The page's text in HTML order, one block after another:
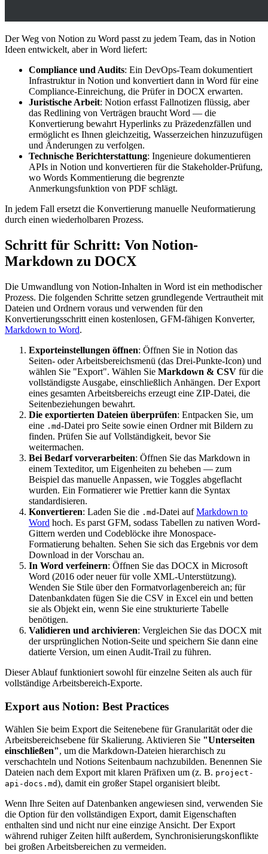
Der Weg von Notion zu Word passt zu jedem Team, das in Notion
Ideen entwickelt, aber in Word liefert:
Compliance und Audits: Ein DevOps-Team dokumentiert
Infrastruktur in Notion und konvertiert dann in Word für eine
Compliance-Einreichung, die Prüfer in DOCX erwarten.
Juristische Arbeit: Notion erfasst Fallnotizen flüssig, aber
das Redlining von Verträgen braucht Word — die
Konvertierung bewahrt Hyperlinks zu Präzedenzfällen und
ermöglicht es Ihnen gleichzeitig, Wasserzeichen hinzuzufügen
und Änderungen zu verfolgen.
Technische Berichterstattung: Ingenieure dokumentieren
APIs in Notion und konvertieren für die Stakeholder-Prüfung,
wo Words Kommentierung die begrenzte
Anmerkungsfunktion von PDF schlägt.
In jedem Fall ersetzt die Konvertierung manuelle Neuformatierung
durch einen wiederholbaren Prozess.
Schritt für Schritt: Von Notion-
Markdown zu DOCX
Die Umwandlung von Notion-Inhalten in Word ist ein methodischer
Prozess. Die folgenden Schritte setzen grundlegende Vertrautheit mit
Dateien und Ordnern voraus und verwenden für den
Konvertierungsschritt einen kostenlosen, GFM-fähigen Konverter,
Markdown to Word.
Exporteinstellungen öffnen: Öffnen Sie in Notion das
Seiten- oder Arbeitsbereichsmenü (das Drei-Punkte-Icon) und
wählen Sie "Export". Wählen Sie Markdown & CSV für die
vollständigste Ausgabe, einschließlich Anhängen. Der Export
eines gesamten Arbeitsbereichs erzeugt eine ZIP-Datei, die
Seitenbeziehungen bewahrt.
Die exportierten Dateien überprüfen: Entpacken Sie, um
eine .md-Datei pro Seite sowie einen Ordner mit Bildern zu
finden. Prüfen Sie auf Vollständigkeit, bevor Sie
weitermachen.
Bei Bedarf vorverarbeiten: Öffnen Sie das Markdown in
einem Texteditor, um Eigenheiten zu beheben — zum
Beispiel das manuelle Anpassen, wie Toggles abgeflacht
wurden. Ein Formatierer wie Prettier kann die Syntax
standardisieren.
Konvertieren: Laden Sie die .md-Datei aufMarkdown to
Word hoch. Es parst GFM, sodass Tabellen zu nativen Word-
Gittern werden und Codeblöcke ihre Monospace-
Formatierung behalten. Sehen Sie sich das Ergebnis vor dem
Download in der Vorschau an.
In Word verfeinern: Öffnen Sie das DOCX in Microsoft
Word (2016 oder neuer für volle XML-Unterstützung).
Wenden Sie Stile über den Formatvorlagenbereich an; für
Datenbankdaten fügen Sie die CSV in Excel ein und betten
sie als Objekt ein, wenn Sie eine strukturierte Tabelle
benötigen.
Validieren und archivieren: Vergleichen Sie das DOCX mit
der ursprünglichen Notion-Seite und speichern Sie dann eine
datierte Version, um einen Audit-Trail zu führen.
Dieser Ablauf funktioniert sowohl für einzelne Seiten als auch für
vollständige Arbeitsbereich-Exporte.
Export aus Notion: Best Practices
Wählen Sie beim Export die Seitenebene für Granularität oder die
Arbeitsbereichsebene für Skalierung. Aktivieren Sie "Unterseiten
einschließen", um die Markdown-Dateien hierarchisch zu
verschachteln und Notions Seitenbaum nachzubilden. Benennen Sie
Dateien nach dem Export mit klaren Präfixen um (z. B. project-
api-docs.md), damit ein großer Stapel organisiert bleibt.
Wenn Ihre Seiten auf Datenbanken angewiesen sind, verwenden Sie
die Option für den vollständigen Export, damit Eigenschaften
enthalten sind und nicht nur eine einzige Ansicht. Der Export
während ruhiger Zeiten hilft außerdem, Synchronisierungskonflikte
bei großen Arbeitsbereichen zu vermeiden.